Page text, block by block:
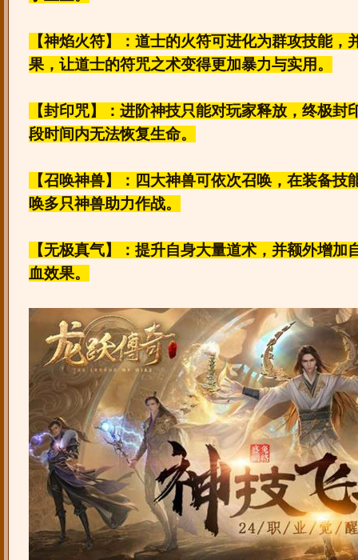
【神焰火符】：道士的火符可进化为群攻技能，
果，让道士的符咒之术变得更加暴力与实用。
【封印咒】：进阶神技只能对玩家释放，终极封
段时间内无法恢复生命。
【召唤神兽】：四大神兽可依次召唤，在装备技
唤多只神兽助力作战。
【无极真气】：提升自身大量道术，并额外增加
血效果。